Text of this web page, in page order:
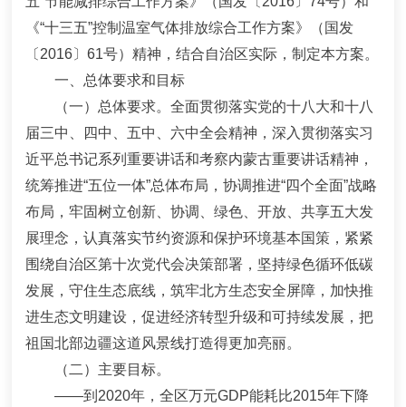
《“十三五”控制温室气体排放综合工作方案》（国发
〔 2016〕61号）精神，结合自治区实际，制定本方案。
一、总体要求和目标
（一）总体要求。全面贯彻落实党的十八大和十八
届三中、四中、五中、六中全会精神，深入贯彻落实习
近平总书记系列重要讲话和考察内蒙古重要讲话精神，
统筹推进“五位一体”总体布局，协调推进“四个全面”战略
布局，牢固树立创新、协调、绿色、开放、共享五大发
展理念，认真落实节约资源和保护环境基本国策，紧紧
围绕自治区第十次党代会决策部署，坚持绿色循环低碳
发展，守住生态底线，筑牢北方生态安全屏障，加快推
进生态文明建设，促进经济转型升级和可持续发展，把
祖国北部边疆这道风景线打造得更加亮丽。
（二）主要目标。
——到 2020年，全区万元GDP能耗比2015年下降